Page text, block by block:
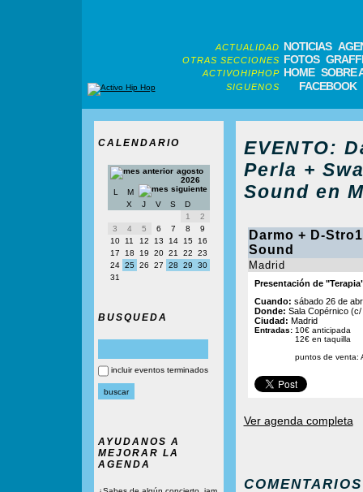
ACTUALIDAD NOTICIAS
OTRAS SECCIONES FOTOS
ACTIVOHIPHOP HOME SOBRE
SIGUENOS FACEBOOK
CALENDARIO
agosto
2026
L
M
X
J V S
D
1
2
3
4 5 6 7 8
9
10
11 12 13 14 15
16
17
18 19 20 21 22
23
24 25 26 27 28 29
30
31
BUSQUEDA
incluir eventos terminados
AYUDANOS A
MEJORAR LA
AGENDA
EVENTO:
Perla +
Sound en
Darmo + D-
Sound
Madrid
Presentación de
Cuando: sábado 26 de
Donde: Sala Copérnico
Ciudad: Madrid
Entradas: 10€ anticipada
12€ en taquilla
puntos de venta:
Ver agenda completa
COMENTARIOS